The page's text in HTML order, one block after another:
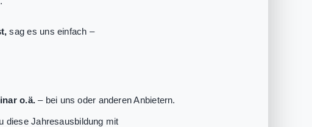
sag es uns einfach –
o.ä. – bei uns oder anderen Anbietern.
diese Jahresausbildung mit